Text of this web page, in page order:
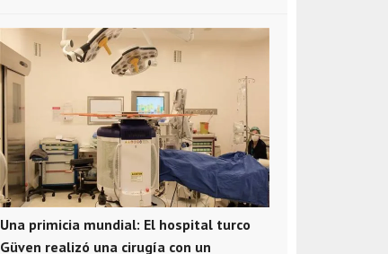
Una primicia mundial: El hospital turco
Güven realizó una cirugía con un